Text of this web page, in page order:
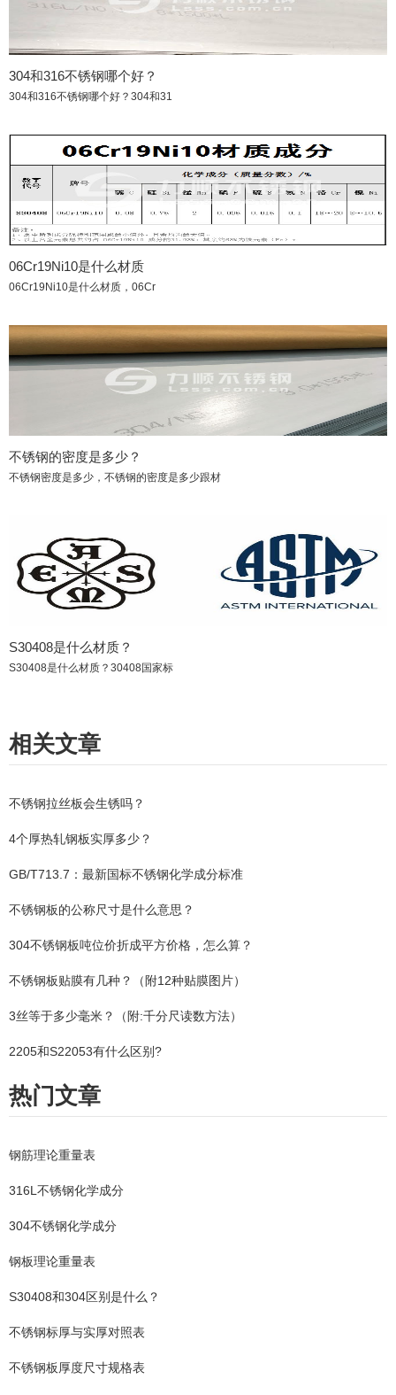
304和316不锈钢哪个好？
304和316不锈钢哪个好？304和31
06Cr19Ni10是什么材质
06Cr19Ni10是什么材质，06Cr
不锈钢的密度是多少？
不锈钢密度是多少，不锈钢的密度是多少跟材
S30408是什么材质？
S30408是什么材质？30408国家标
相关文章
不锈钢拉丝板会生锈吗？
4个厚热轧钢板实厚多少？
GB/T713.7：最新国标不锈钢化学成分标准
不锈钢板的公称尺寸是什么意思？
304不锈钢板吨位价折成平方价格，怎么算？
不锈钢板贴膜有几种？（附12种贴膜图片）
3丝等于多少毫米？（附:千分尺读数方法）
2205和S22053有什么区别?
热门文章
钢筋理论重量表
316L不锈钢化学成分
304不锈钢化学成分
钢板理论重量表
S30408和304区别是什么？
不锈钢标厚与实厚对照表
不锈钢板厚度尺寸规格表